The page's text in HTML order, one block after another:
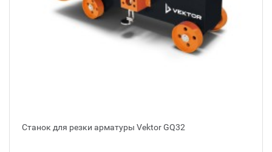
Станок для резки арматуры Vektor GQ32